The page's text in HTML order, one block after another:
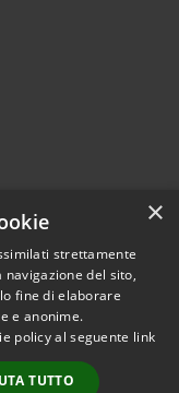
© 2026 • Comune di
• Powered by
•Accesso
redazione
×
strettamente
del sito,
fine di elaborare
e anonime.
policy al seguente link
TUTTO